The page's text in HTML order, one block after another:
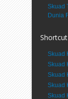
Skuad
Dunia
Skuad
Skuad
Skuad
Skuad
Skuad